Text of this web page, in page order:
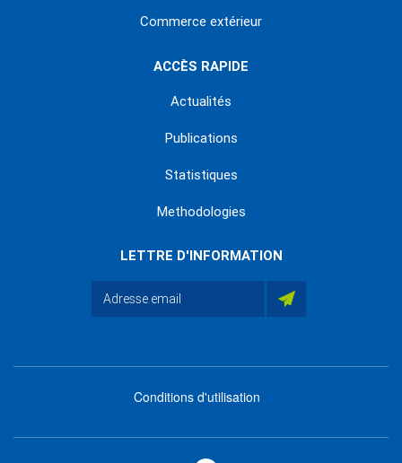
Commerce extérieur
ACCÈS RAPIDE
Actualités
Publications
Statistiques
Methodologies
LETTRE D'INFORMATION
footer
Conditions d'utilisation